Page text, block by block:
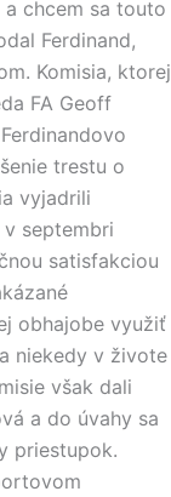
chcem sa touto
Ferdinand,
Komisia, ktorej
FA Geoff
trestu o
vyjadrili
septembri
satisfakciou
obhajobe využiť
niekedy v živote
však dali
a do úvahy sa
priestupok.